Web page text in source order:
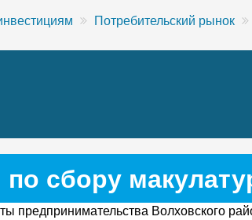
Потребительский рынок
по сбору
предпринимательства Волховского